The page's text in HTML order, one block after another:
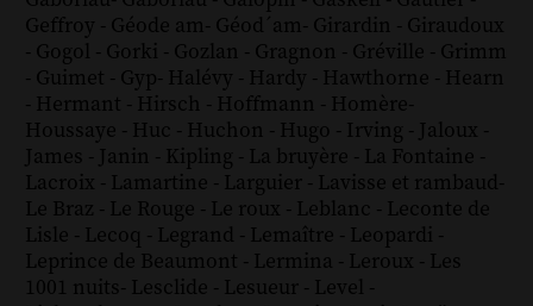
Geffroy - Géode am- Géod´am- Girardin - Giraudoux
- Gogol - Gorki - Gozlan - Gragnon - Gréville - Grimm
- Guimet - Gyp- Halévy - Hardy - Hawthorne - Hearn
- Hermant - Hirsch - Hoffmann - Homère-
Houssaye - Huc - Huchon - Hugo - Irving - Jaloux -
James - Janin - Kipling - La bruyère - La Fontaine -
Lacroix - Lamartine - Larguier - Lavisse et rambaud-
Le Braz - Le Rouge - Le roux - Leblanc - Leconte de
Lisle - Lecoq - Legrand - Lemaître - Leopardi -
Leprince de Beaumont - Lermina - Leroux - Les
1001 nuits- Lesclide - Lesueur - Level -